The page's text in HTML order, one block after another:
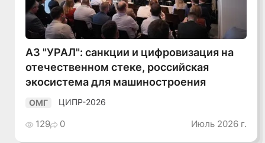
АЗ "УРАЛ": санкции и цифровизация на
отечественном стеке, российская
экосистема для машиностроения
ОМГ ЦИПР-2026
129 0 Июль 2026 г.